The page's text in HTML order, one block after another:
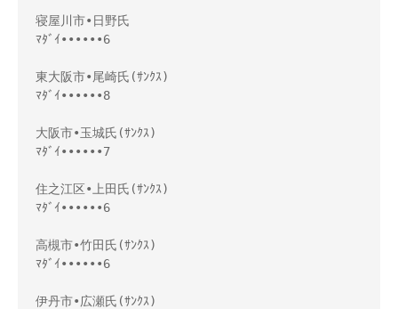
寝屋川市•日野氏
ﾏﾀﾞｲ••••••6
東大阪市•尾崎氏(ｻﾝｸｽ)
ﾏﾀﾞｲ••••••8
大阪市•玉城氏(ｻﾝｸｽ)
ﾏﾀﾞｲ••••••7
住之江区•上田氏(ｻﾝｸｽ)
ﾏﾀﾞｲ••••••6
高槻市•竹田氏(ｻﾝｸｽ)
ﾏﾀﾞｲ••••••6
伊丹市•広瀬氏(ｻﾝｸｽ)